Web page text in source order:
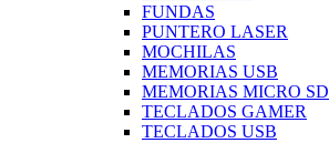
FUNDAS
PUNTERO LASER
MOCHILAS
MEMORIAS USB
MEMORIAS MICRO SD
TECLADOS GAMER
TECLADOS USB